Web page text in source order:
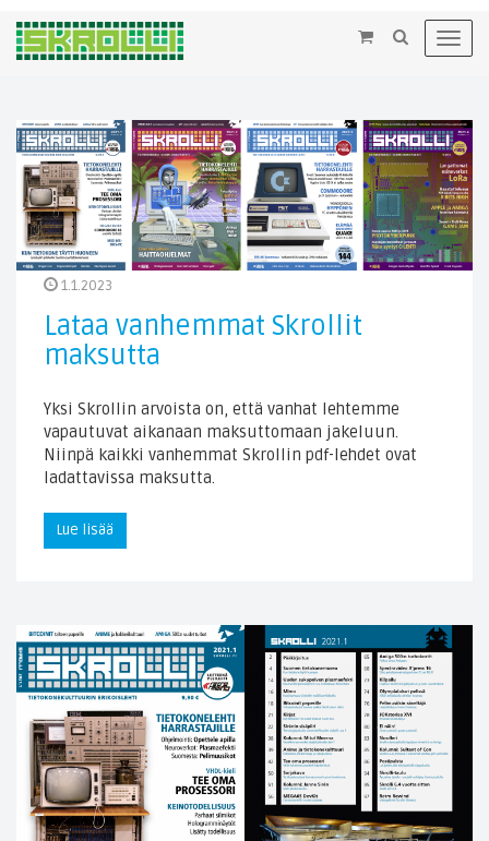
×
1.1.2023
Lataa vanhemmat Skrollit
maksutta
Yksi Skrollin arvoista on, että vanhat lehtemme
vapautuvat aikanaan maksuttomaan jakeluun.
Niinpä kaikki vanhemmat Skrollin pdf-lehdet ovat
ladattavissa maksutta.
Lue lisää